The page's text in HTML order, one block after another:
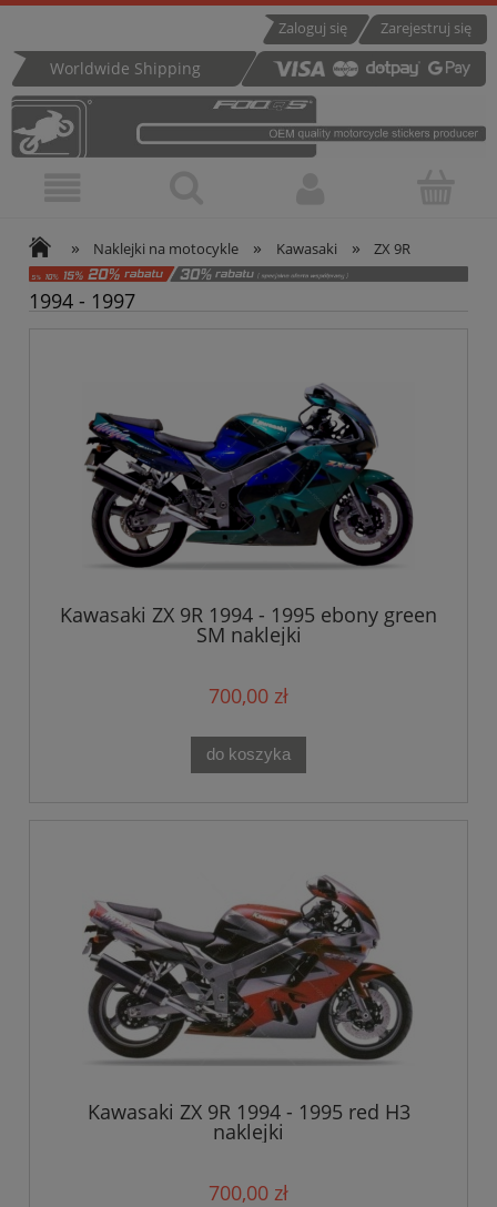
Zarejestruj się
Zaloguj się
Worldwide Shipping
» Naklejki na motocykle » Kawasaki » ZX 9R
1994 - 1997
Kawasaki ZX 9R 1994 - 1995 ebony green
SM naklejki
700,00 zł
do koszyka
Kawasaki ZX 9R 1994 - 1995 red H3
naklejki
700,00 zł